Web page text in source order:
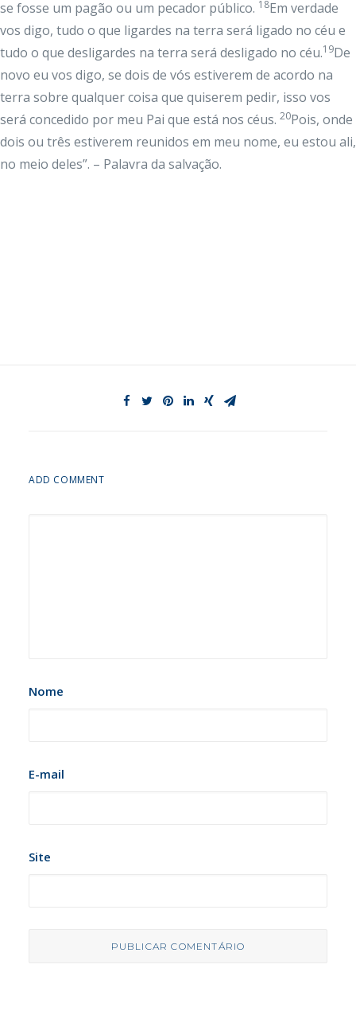
se fosse um pagão ou um pecador público. 18Em verdade
vos digo, tudo o que ligardes na terra será ligado no céu e
tudo o que desligardes na terra será desligado no céu.19De
novo eu vos digo, se dois de vós estiverem de acordo na
terra sobre qualquer coisa que quiserem pedir, isso vos
será concedido por meu Pai que está nos céus. 20Pois, onde
dois ou três estiverem reunidos em meu nome, eu estou ali,
no meio deles”. – Palavra da salvação.
ADD COMMENT
Nome
E-mail
Site